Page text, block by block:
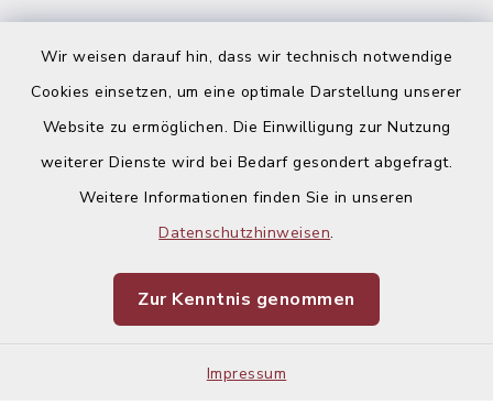
Wir weisen darauf hin, dass wir technisch notwendige
Cookies einsetzen, um eine optimale Darstellung unserer
Website zu ermöglichen. Die Einwilligung zur Nutzung
weiterer Dienste wird bei Bedarf gesondert abgefragt.
Weitere Informationen finden Sie in unseren
Datenschutzhinweisen.
Zur Kenntnis genommen
Impressum
Kontakt
Datenschutz
Impressum